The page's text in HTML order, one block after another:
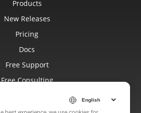
Products
New Releases
Pricing
Docs
Free Support
Free Consulting
Websites